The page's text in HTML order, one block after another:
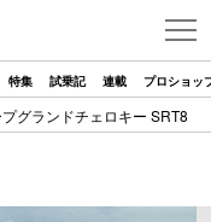
特集 試乗記 連載 プロショッ
グランドチェロキー SRT8